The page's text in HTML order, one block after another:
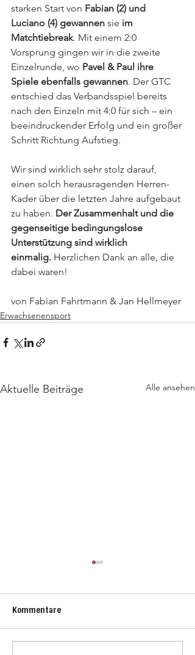
starken Start von Fabian (2) und
Luciano (4) gewannen sie im
Matchtiebreak. Mit einem 2:0
Vorsprung gingen wir in die zweite
Einzelrunde, wo Pavel & Paul ihre
Spiele ebenfalls gewannen. Der GTC
entschied das Verbandsspiel bereits
nach den Einzeln mit 4:0 für sich – ein
beeindruckender Erfolg und ein großer
Schritt Richtung Aufstieg.
Wir sind wirklich sehr stolz darauf,
einen solch herausragenden Herren-
Kader über die letzten Jahre aufgebaut
zu haben. Der Zusammenhalt und die
gegenseitige bedingungslose
Unterstützung sind wirklich
einmalig. Herzlichen Dank an alle, die
dabei waren!
von Fabian Fahrtmann & Jan Hellmeyer
Erwachsenensport
Aktuelle Beiträge Alle ansehen
Kommentare